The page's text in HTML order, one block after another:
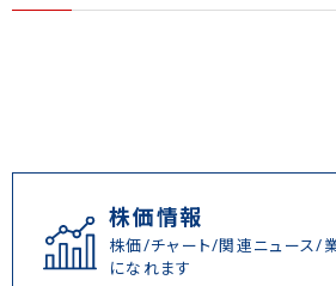
株価情報
株価/チャート/関連ニュース/
になれます